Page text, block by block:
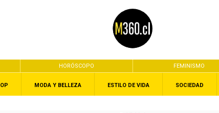
HORÓSCOPO FEMINISMO
MODA Y BELLEZA ESTILO DE VIDA SOCIEDAD